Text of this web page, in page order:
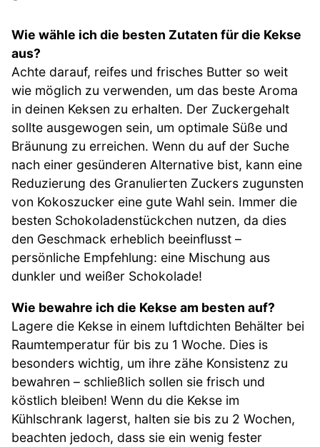
Wie wähle ich die besten Zutaten für die Kekse
aus?
Achte darauf, reifes und frisches Butter so weit
wie möglich zu verwenden, um das beste Aroma
in deinen Keksen zu erhalten. Der Zuckergehalt
sollte ausgewogen sein, um optimale Süße und
Bräunung zu erreichen. Wenn du auf der Suche
nach einer gesünderen Alternative bist, kann eine
Reduzierung des Granulierten Zuckers zugunsten
von Kokoszucker eine gute Wahl sein. Immer die
besten Schokoladenstückchen nutzen, da dies
den Geschmack erheblich beeinflusst –
persönliche Empfehlung: eine Mischung aus
dunkler und weißer Schokolade!
Wie bewahre ich die Kekse am besten auf?
Lagere die Kekse in einem luftdichten Behälter bei
Raumtemperatur für bis zu 1 Woche. Dies is
besonders wichtig, um ihre zähe Konsistenz zu
bewahren – schließlich sollen sie frisch und
köstlich bleiben! Wenn du die Kekse im
Kühlschrank lagerst, halten sie bis zu 2 Wochen,
beachten jedoch, dass sie ein wenig fester